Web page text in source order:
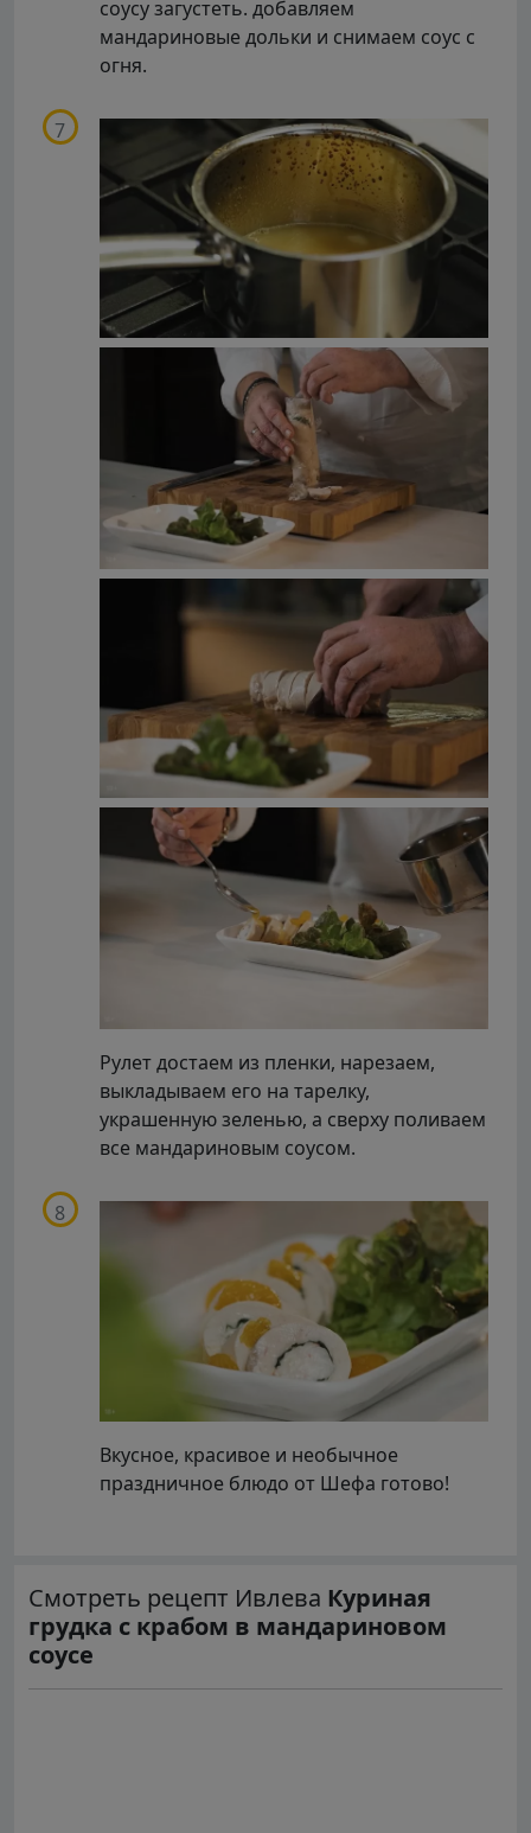
соусу загустеть. добавляем
мандариновые дольки и снимаем соус с
огня.
Рулет достаем из пленки, нарезаем,
выкладываем его на тарелку,
украшенную зеленью, а сверху поливаем
все мандариновым соусом.
Вкусное, красивое и необычное
праздничное блюдо от Шефа готово!
Смотреть рецепт Ивлева Куриная
грудка с крабом в мандариновом
соусе